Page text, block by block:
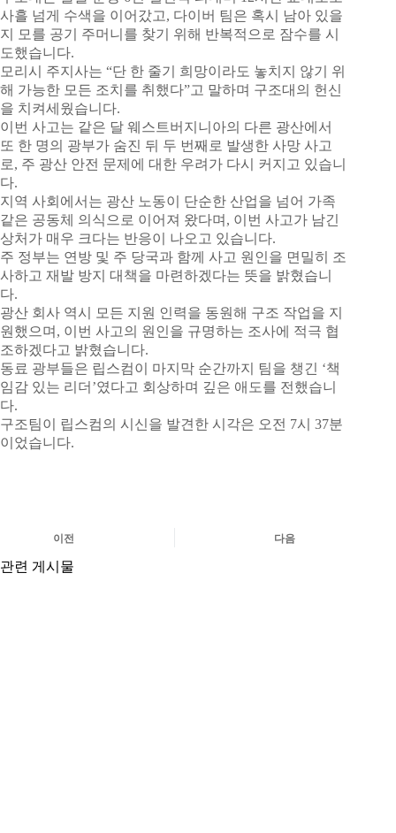
사흘 넘게 수색을 이어갔고, 다이버 팀은 혹시 남아 있을
지 모를 공기 주머니를 찾기 위해 반복적으로 잠수를 시
도했습니다.
모리시 주지사는 “단 한 줄기 희망이라도 놓치지 않기 위
해 가능한 모든 조치를 취했다”고 말하며 구조대의 헌신
을 치켜세웠습니다.
이번 사고는 같은 달 웨스트버지니아의 다른 광산에서
또 한 명의 광부가 숨진 뒤 두 번째로 발생한 사망 사고
로, 주 광산 안전 문제에 대한 우려가 다시 커지고 있습니
다.
지역 사회에서는 광산 노동이 단순한 산업을 넘어 가족
같은 공동체 의식으로 이어져 왔다며, 이번 사고가 남긴
상처가 매우 크다는 반응이 나오고 있습니다.
주 정부는 연방 및 주 당국과 함께 사고 원인을 면밀히 조
사하고 재발 방지 대책을 마련하겠다는 뜻을 밝혔습니
다.
광산 회사 역시 모든 지원 인력을 동원해 구조 작업을 지
원했으며, 이번 사고의 원인을 규명하는 조사에 적극 협
조하겠다고 밝혔습니다.
동료 광부들은 립스컴이 마지막 순간까지 팀을 챙긴 ‘책
임감 있는 리더’였다고 회상하며 깊은 애도를 전했습니
다.
구조팀이 립스컴의 시신을 발견한 시각은 오전 7시 37분
이었습니다.
이전 다음
관련 게시물